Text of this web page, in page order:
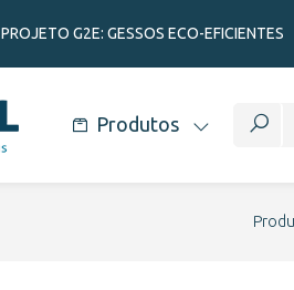
PROJETO G2E: GESSOS ECO-EFICIENTES
Produtos